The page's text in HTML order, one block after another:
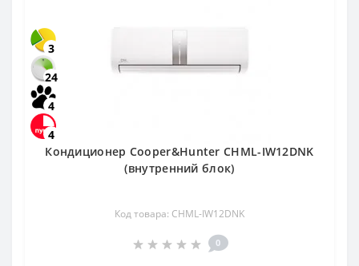
3
24
4
4
Кондиционер Cooper&Hunter CHML-IW12DNK
(внутренний блок)
Код товара: CHML-IW12DNK
0